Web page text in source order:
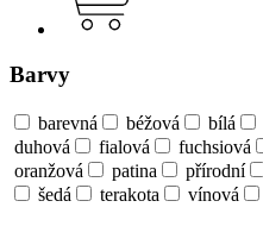
Barvy
barevná béžová bílá
duhová
fialová fuchsiová
oranžová
patina přírodní
šedá
terakota vínová